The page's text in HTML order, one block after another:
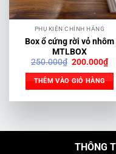
PHỤ KIỆN CHÍNH HÃNG
Box ổ cứng rời vỏ nhôm
MTLBOX
250.000₫ Giá
là:
250.000₫.
200.000₫Giá
THÊM VÀO GIỎ HÀNG
THÔNG